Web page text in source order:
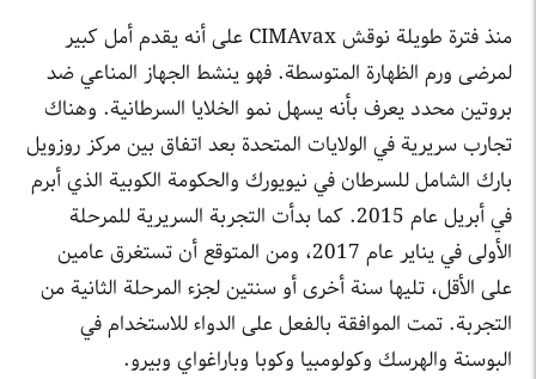
منذ فترة طويلة نوقش CIMAvax على أنه يقدم أمل كبير
لمرضى ورم الظهارة المتوسطة. فهو ينشط الجهاز المناعي ضد
بروتين محدد يعرف بأنه يسهل نمو الخلايا السرطانية. وهناك
تجارب سريرية في الولايات المتحدة بعد اتفاق بين مركز روزويل
بارك الشامل للسرطان في نيويورك والحكومة الكوبية الذي أبرم
في أبريل عام 2015. كما بدأت التجربة السريرية للمرحلة
الأولى في يناير عام 2017، ومن المتوقع أن تستغرق عامين
على الأقل، تليها سنة أخرى أو سنتين لجزء المرحلة الثانية من
التجربة. تمت الموافقة بالفعل على الدواء للاستخدام في
البوسنة والهرسك وكولومبيا وكوبا وباراغواي وبيرو.